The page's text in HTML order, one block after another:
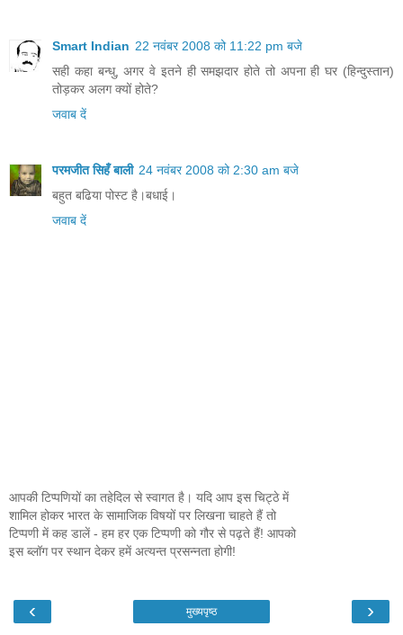
Smart Indian 22 नवंबर 2008 को 11:22 pm बजे
सही कहा बन्धु, अगर वे इतने ही समझदार होते तो अपना ही घर (हिन्दुस्तान)
तोड़कर अलग क्यों होते?
जवाब दें
परमजीत सिहँ बाली 24 नवंबर 2008 को 2:30 am बजे
बहुत बढिया पोस्ट है।बधाई।
जवाब दें
आपकी टिप्पणियों का तहेदिल से स्वागत है। यदि आप इस चिट्ठे में
शामिल होकर भारत के सामाजिक विषयों पर लिखना चाहते हैं तो
टिप्पणी में कह डालें - हम हर एक टिप्पणी को गौर से पढ़ते हैं! आपको
इस ब्लॉग पर स्थान देकर हमें अत्यन्त प्रसन्नता होगी!
‹ ›
मुख्यपृष्ठ